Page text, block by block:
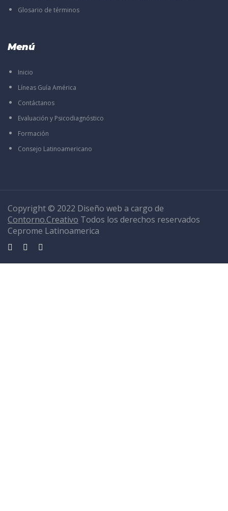
Glosario de términos
Menú
Inicio
Líneas Guía América
Contáctanos
Evaluación y Psicodiagnóstico
Formación
Consejo Latinoamericano
Copyright © 2022 Diseño web a cargo de
Contorno.Creativo Todos los derechos reservados
Ceprome Latinoamerica